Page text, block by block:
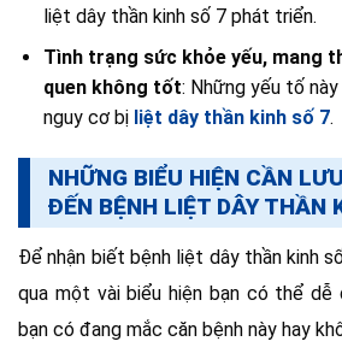
liệt dây thần kinh số 7 phát triển.
Tình trạng sức khỏe yếu, mang
quen không tốt: Những yếu tố
nguy cơ bị liệt dây thần kinh số 7.
NHỮNG BIỂU HIỆN CẦN
ĐẾN BỆNH LIỆT DÂY THẦN
Để nhận biết bệnh liệt dây thần kinh
qua một vài biểu hiện bạn có thể dễ
bạn có đang mắc căn bệnh này hay